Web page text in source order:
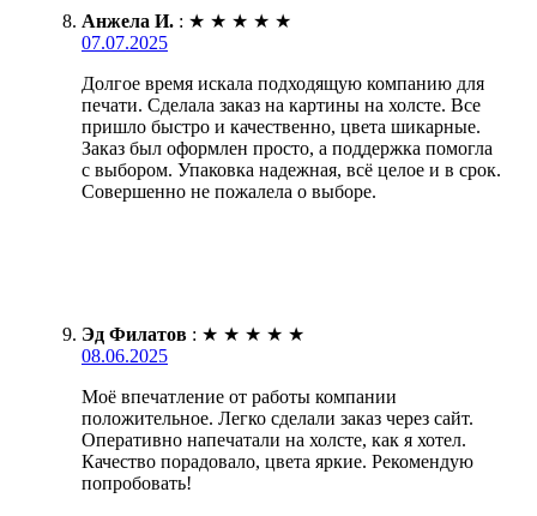
Анжела И. : ★ ★ ★ ★ ★
07.07.2025
Долгое время искала подходящую компанию для
печати. Сделала заказ на картины на холсте. Все
пришло быстро и качественно, цвета шикарные.
Заказ был оформлен просто, а поддержка помогла
с выбором. Упаковка надежная, всё целое и в срок.
Совершенно не пожалела о выборе.
Эд Филатов : ★ ★ ★ ★ ★
08.06.2025
Моё впечатление от работы компании
положительное. Легко сделали заказ через сайт.
Оперативно напечатали на холсте, как я хотел.
Качество порадовало, цвета яркие. Рекомендую
попробовать!